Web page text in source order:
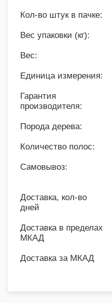
Кол-во штук в пачке:
Вес упаковки (кг):
Вес:
Единица измерения:
Гарантия
производителя:
Порода дерева:
Количество полос:
Самовывоз:
Доставка, кол-во
дней
Доставка в пределах
МКАД
Доставка за МКАД